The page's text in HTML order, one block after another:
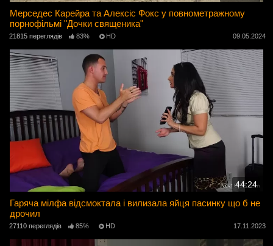
Мерседес Карейра та Алексіс Фокс у повнометражному
порнофільмі "Дочки священика"
21815 переглядів 83% HD 09.05.2024
44:24
Гаряча мілфа відсмоктала і вилизала яйця пасинку що б не
дрочил
27110 переглядів 85% HD 17.11.2023